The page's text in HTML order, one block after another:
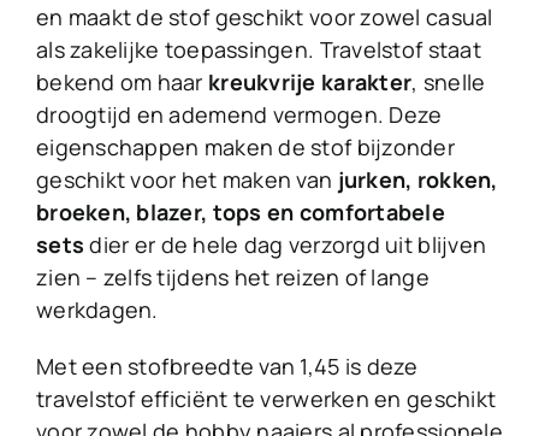
en maakt de stof geschikt voor zowel casual
als zakelijke toepassingen. Travelstof staat
bekend om haar kreukvrije karakter, snelle
droogtijd en ademend vermogen. Deze
eigenschappen maken de stof bijzonder
geschikt voor het maken van jurken, rokken,
broeken, blazer, tops en comfortabele
sets dier er de hele dag verzorgd uit blijven
zien – zelfs tijdens het reizen of lange
werkdagen.
Met een stofbreedte van 1,45 is deze
travelstof efficiënt te verwerken en geschikt